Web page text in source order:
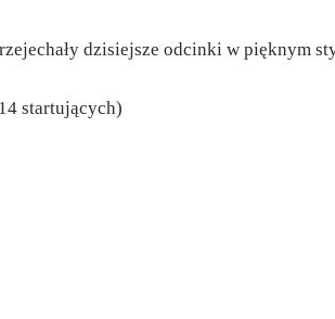
dzisiejsze odcinki w pięknym
startujących)